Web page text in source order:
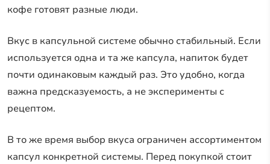
кофе готовят разные люди.
Вкус в капсульной системе обычно стабильный. Если
используется одна и та же капсула, напиток будет
почти одинаковым каждый раз. Это удобно, когда
важна предсказуемость, а не эксперименты с
рецептом.
В то же время выбор вкуса ограничен ассортиментом
капсул конкретной системы. Перед покупкой стоит